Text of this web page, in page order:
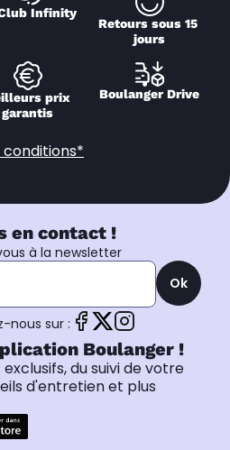
Infinity
Retours sous 15
jours
prix
garantis
Boulanger Drive
conditions*
en contact !
à la newsletter
Ok
nous sur :
Boulanger !
du suivi de votre
d'entretien et plus